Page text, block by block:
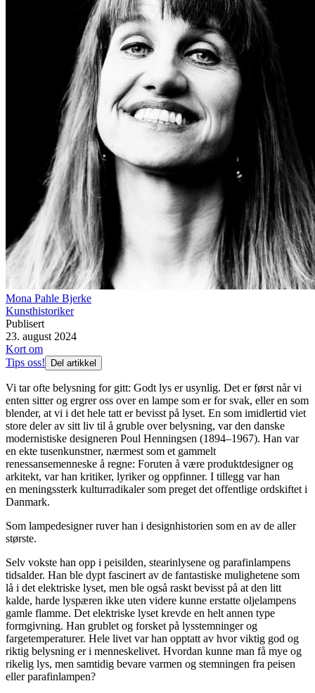
Mona Pahle Bjerke
Kunsthistoriker
Publisert
23. august 2024
Kort om
Tips oss!
Del artikkel
Vi tar ofte belysning for gitt: Godt lys er usynlig. Det er først når vi
enten sitter og ergrer oss over en lampe som er for svak, eller en som
blender, at vi i det hele tatt er bevisst på lyset. En som imidlertid viet
store deler av sitt liv til å gruble over belysning, var den danske
modernistiske designeren Poul Henningsen (1894–1967). Han var
en ekte tusenkunstner, nærmest som et gammelt
renessansemenneske å regne: Foruten å være produktdesigner og
arkitekt, var han kritiker, lyriker og oppfinner. I tillegg var han
en meningssterk kulturradikaler som preget det offentlige ordskiftet i
Danmark.
Som lampedesigner ruver han i designhistorien som en av de aller
største.
Selv vokste han opp i peisilden, stearinlysene og parafinlampens
tidsalder. Han ble dypt fascinert av de fantastiske mulighetene som
lå i det elektriske lyset, men ble også raskt bevisst på at den litt
kalde, harde lyspæren ikke uten videre kunne erstatte oljelampens
gamle flamme. Det elektriske lyset krevde en helt annen type
formgivning. Han grublet og forsket på lysstemninger og
fargetemperaturer. Hele livet var han opptatt av hvor viktig god og
riktig belysning er i menneskelivet. Hvordan kunne man få mye og
rikelig lys, men samtidig bevare varmen og stemningen fra peisen
eller parafinlampen?